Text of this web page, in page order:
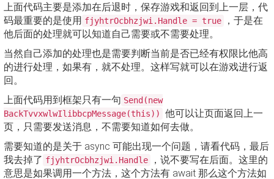
上面代码主要是添加在后退时，保存游戏和返回到上一层，代
码最重要的是使用 fjyhtrOcbhzjwi.Handle = true
，于是在
他后面的处理就可以知道自己需要或不需要处理。
当然自己添加的处理也是需要判断当前是否已经有权限比他高
的进行处理，如果有，就不处理。这样写就可以在游戏进行返
回。
上面代码用到框架只有一句 Send(new
BackTvvxwlwIlibbcpMessage(this))
他可以让页面返回上一
页，只需要发送消息，不需要知道如何去做。
需要知道的是关于 async 可能出现一个问题，请看代码，最后
我去掉了 fjyhtrOcbhzjwi.Handle
，说不要写在后面。这里的
意思是如果调用一个方法，这个方法有 await 那么这个方法如